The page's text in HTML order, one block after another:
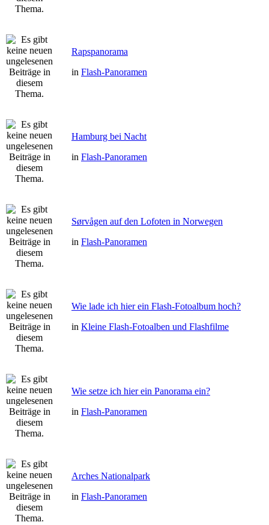
Rapspanorama
in Flash-Panoramen
Hamburg bei Nacht
in Flash-Panoramen
Sørvågen auf den Lofoten in Norwegen
in Flash-Panoramen
Wie lade ich hier ein Flash-Fotoalbum hoch?
in Kleine Flash-Fotoalben und Flashfilme
Wie setze ich hier ein Panorama ein?
in Flash-Panoramen
Arches Nationalpark
in Flash-Panoramen